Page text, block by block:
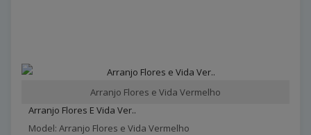
Arranjo Flores e Vida Vermelho
Arranjo Flores E Vida Ver..
Model: Arranjo Flores e Vida Vermelho